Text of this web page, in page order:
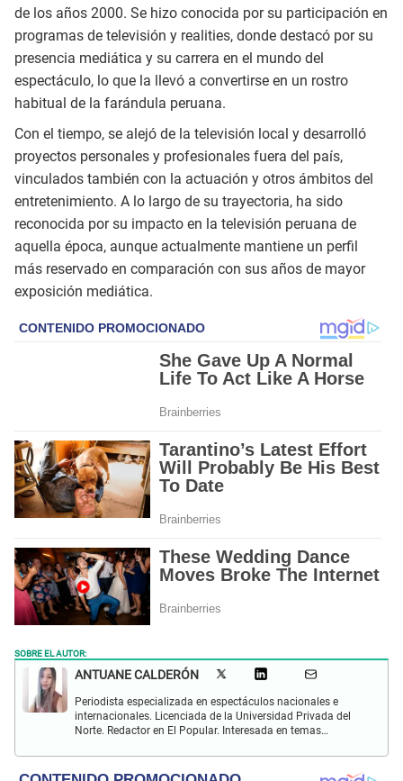
de los años 2000. Se hizo conocida por su participación en
programas de televisión y realities, donde destacó por su
presencia mediática y su carrera en el mundo del
espectáculo, lo que la llevó a convertirse en un rostro
habitual de la farándula peruana.
Con el tiempo, se alejó de la televisión local y desarrolló
proyectos personales y profesionales fuera del país,
vinculados también con la actuación y otros ámbitos del
entretenimiento. A lo largo de su trayectoria, ha sido
reconocida por su impacto en la televisión peruana de
aquella época, aunque actualmente mantiene un perfil
más reservado en comparación con sus años de mayor
exposición mediática.
SOBRE EL AUTOR:
ANTUANE CALDERÓN
Periodista especializada en espectáculos nacionales e
internacionales. Licenciada de la Universidad Privada del
Norte. Redactor en El Popular. Interesada en temas
y televisión.